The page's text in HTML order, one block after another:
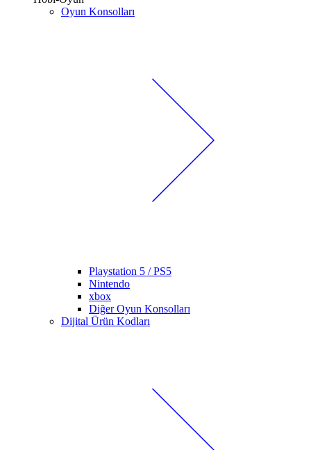
Oyun Konsolları
Playstation 5 / PS5
Nintendo
xbox
Diğer Oyun Konsolları
Dijital Ürün Kodları